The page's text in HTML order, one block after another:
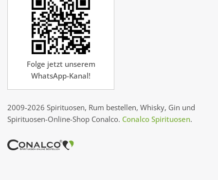
Folge jetzt unserem
WhatsApp-Kanal!
2009-2026 Spirituosen, Rum bestellen, Whisky, Gin und
Spirituosen-Online-Shop Conalco. Conalco Spirituosen.